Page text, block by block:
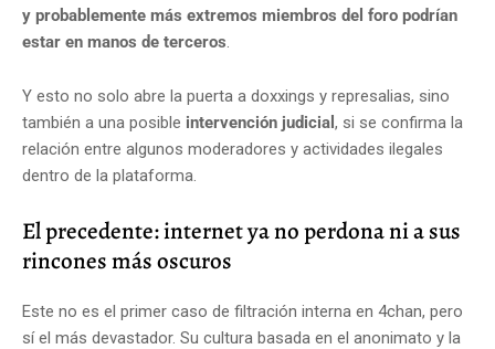
y probablemente más extremos miembros del foro podrían
estar en manos de terceros.
Y esto no solo abre la puerta a doxxings y represalias, sino
también a una posible intervención judicial , si se confirma la
relación entre algunos moderadores y actividades ilegales
dentro de la plataforma.
El precedente: internet ya no perdona ni a sus
rincones más oscuros
Este no es el primer caso de filtración interna en 4chan, pero
sí el más devastador. Su cultura basada en el anonimato y la